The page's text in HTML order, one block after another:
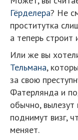
Гёрделера? Не
проститутка
а теперь строит
Или же вы
Тельмана,
за свою
Фатерлянда и
обычно,
поднимут визг,
меняет.